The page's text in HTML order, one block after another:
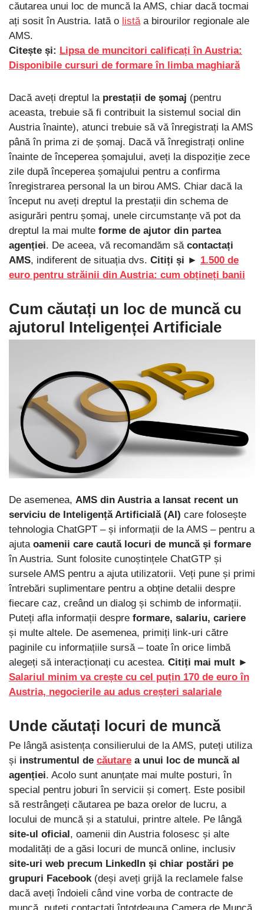
căutarea unui loc de muncă la AMS, chiar dacă tocmai
ați sosit în Austria. Iată o listăa birourilor regionale ale
AMS.
Citește și: Lipsa de muncitori calificați în Austria:
Disponibile cursuri de formare în limba maghiară
Dacă aveți dreptul la prestații de șomaj (pentru
aceasta, trebuie să fi contribuit la sistemul social din
Austria înainte), atunci trebuie să vă înregistrați la AMS
până în prima zi de șomaj. Dacă vă înregistrați online
înainte de începerea șomajului, aveți la dispoziție zece
zile după începerea șomajului pentru a confirma
înregistrarea personal la un birou AMS. Chiar dacă la
început nu aveți dreptul la prestații din schema de
asigurări pentru șomaj, unele circumstanțe vă pot da
dreptul la mai multe forme de ajutor din partea
agenției. De aceea, vă recomandăm să contactați
AMS, indiferent de situația dvs. Citiți și ► 1.500 de
euro pentru străinii din Austria: cum obțineți banii
Cum căutați un loc de muncă cu
ajutorul Inteligenței Artificiale
De asemenea, AMS din Austria a lansat recent un
serviciu de Inteligență Artificială (AI) care folosește
tehnologia ChatGPT – și informații de la AMS – pentru a
ajuta oamenii care caută locuri de muncă și formare
în Austria. Sunt folosite cunoștințele ChatGTP și
sursele AMS pentru a ajuta utilizatorii. Veți pune și primi
întrebări suplimentare pentru a obține detalii despre
fiecare caz, creând un dialog și schimb de informații.
Puteți afla informații despre formare, salariu, cariere
și multe altele. De asemenea, primiți link-uri către
paginile cu informațiile sursă – toate în orice limbă
alegeți să interacționați cu acestea. Citiți mai mult ►
Salariul minim va crește cu cel puțin 170 de euro în
Austria, negocierile au adus creșteri salariale
Unde căutați locuri de muncă
Pe lângă asistența consilierului de la AMS, puteți utiliza
și instrumentul de căutare a unui loc de muncă al
agenției. Acolo sunt anunțate mai multe posturi, în
special pentru joburi în servicii și comerț. Este posibil
să restrângeți căutarea pe baza orelor de lucru, a
locului de muncă și a statului, printre altele. Pe lângă
site-ul oficial , oamenii din Austria folosesc și alte
modalități de a găsi locuri de muncă online, inclusiv
site-uri web precum LinkedIn și chiar postări pe
grupuri Facebook(deși aveți grijă la reclamele false
dacă aveți îndoieli când vine vorba de contracte de